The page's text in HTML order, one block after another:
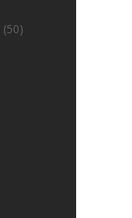
(50)